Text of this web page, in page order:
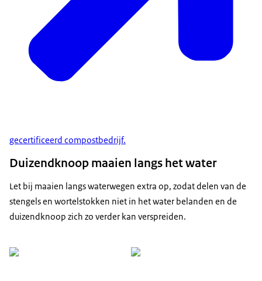
gecertificeerd compostbedrijf.
Duizendknoop maaien langs het water
Let bij maaien langs waterwegen extra op, zodat delen van de
stengels en wortelstokken niet in het water belanden en de
duizendknoop zich zo verder kan verspreiden.